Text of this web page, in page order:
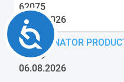
Accessibility
62075
06.08.2026
COORDINATOR
62079
06.08.2026